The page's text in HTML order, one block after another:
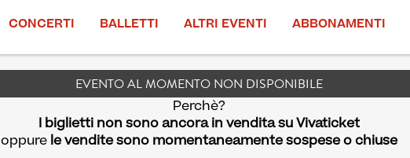
CONCERTI BALLETTI ALTRI EVENTI ABBONAMENTI
EVENTO AL MOMENTO NON DISPONIBILE
Perchè?
I biglietti non sono ancora in vendita su Vivaticket
oppure le vendite sono momentaneamente sospese o chiuse